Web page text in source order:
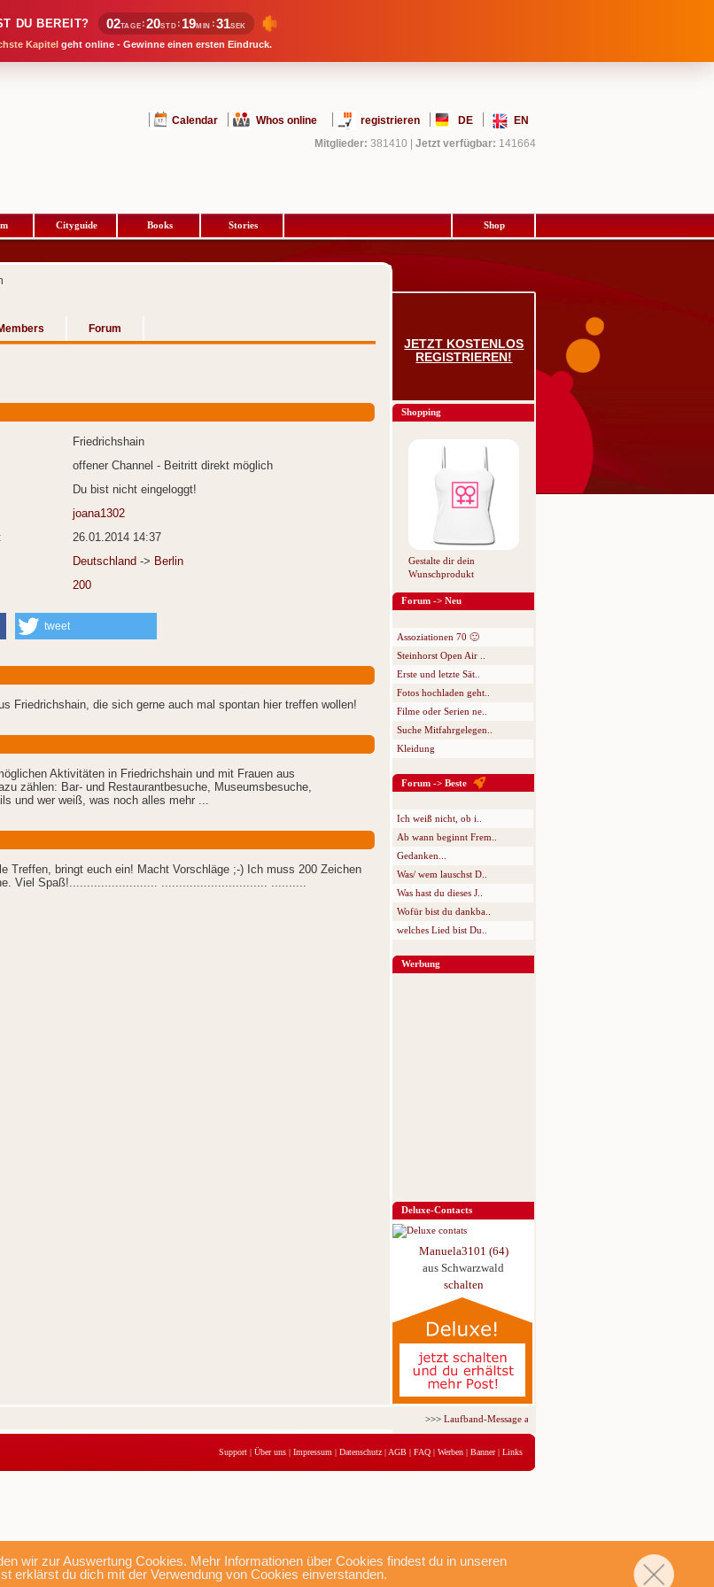
DU BEREIT? 02TAGE :20STD : 19MIN :31SEK
Kapitel geht online - Gewinne einen ersten Eindruck.
wir zur Auswertung Cookies. Mehr Informationen über Cookies findest du in unseren
erklärst du dich mit der Verwendung von Cookies einverstanden.
Calendar Whos online registrieren DE
EN
Mitglieder: 381410 Jetzt verfügbar: 141664
Cityguide Books Stories Shop
Forum
Friedrichshain
offener Channel - Beitritt direkt möglich
Du bist nicht eingeloggt!
joana1302
26.01.2014 14:37
Deutschland -> Berlin
200
tweet
Friedrichshain, die sich gerne auch mal spontan hier treffen wollen!
Aktivitäten in Friedrichshain und mit Frauen aus
zählen: Bar- und Restaurantbesuche, Museumsbesuche,
und wer weiß, was noch alles mehr ...
Treffen, bringt euch ein! Macht Vorschläge ;-) Ich muss 200 Zeichen
Viel Spaß!......................... .............................. ..........
JETZT KOSTENLOS
REGISTRIEREN!
Shopping
Gestalte dir dein
Wunschprodukt
Forum -> Neu
Assoziationen 70 🙂
Steinhorst Open Air ..
Erste und letzte Sät..
Fotos hochladen geht..
Filme oder Serien ne..
Suche Mitfahrgelegen..
Kleidung
Forum -> Beste
Ich weiß nicht, ob i..
Ab wann beginnt Frem..
Gedanken...
Was/ wem lauschst D..
Was hast du dieses J..
Wofür bist du dankba..
welches Lied bist Du..
Werbung
Deluxe-Contacts
Manuela3101 (64)
aus Schwarzwald
schalten
>>>Laufband-Message ab nur 5,95 € für 3 Tage!
Support | Über uns | Impressum | Datenschutz | AGB | FAQ | Werben | Banner| Links